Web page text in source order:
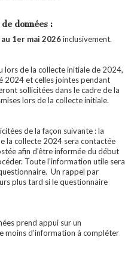
données :
au 1er mai 2026inclusivement.
lors de la collecte initiale de 2024,
2024 et celles jointes pendant
sollicitées dans le cadre de la
lors de la collecte initiale.
de la façon suivante : la
la collecte 2024 sera contactée
afin d’être informée du début
Toute l’information utile sera
Un rappel par
plus tard si le questionnaire
prend appui sur un
moins d’information à compléter